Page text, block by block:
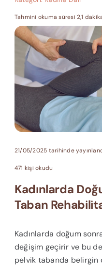
Tahmini okuma süresi 2,1
21/05/2025 tarihinde
471 kişi okudu
Kadınlarda
Taban
Kadınlarda doğum
değişim geçirir ve bu
pelvik tabanda belirgin